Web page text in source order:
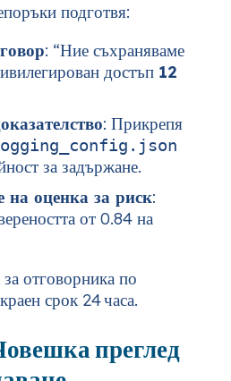
подготвя:
: “Ние съхраняваме
достъп 12
: Прикрепя
за задържане.
на оценка за риск:
от 0.84 на
за отговорника по
срок 24 часа.
преглед